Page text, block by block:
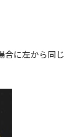
合に左から同じ